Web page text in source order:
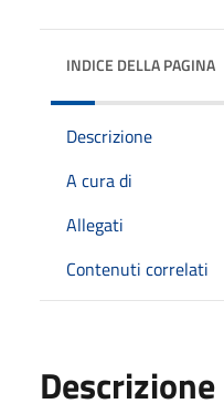
INDICE DELLA PAGINA
Descrizione
A cura di
Allegati
Contenuti correlati
Descrizione